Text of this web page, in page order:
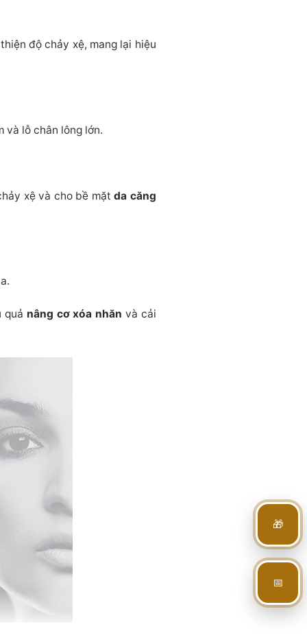
độ chảy xệ, mang lại hiệu
và lỗ chân lông lớn.
xệ và cho bề mặtda căng
quả nâng cơ xóa nhăn và cải
🎁
📅